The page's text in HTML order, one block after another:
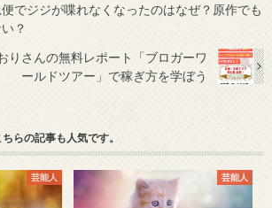
でジジが喋れなくなったのはなぜ？原作でも
？
りさんの無料レポート「ブロガーワ
ールドツアー」で稼ぎ方を学ぼう
ちらの記事も人気です。
芸能人 芸能人